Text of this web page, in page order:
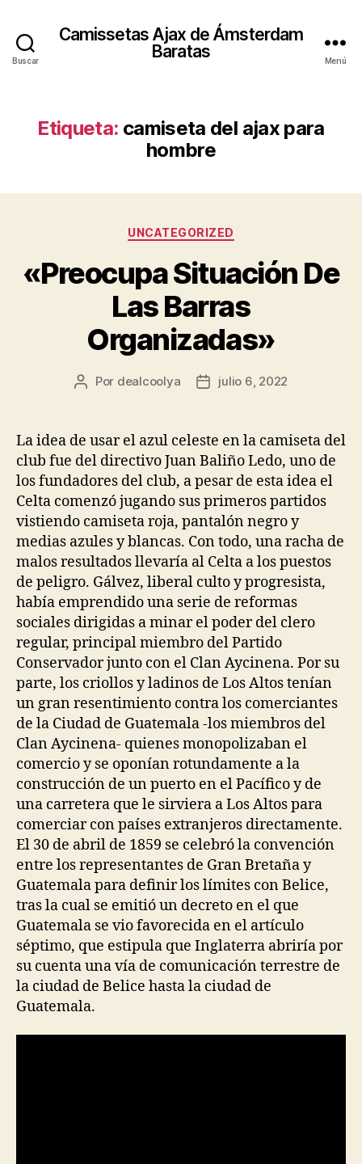
Buscar
Camissetas Ajax de Ámsterdam
Baratas
Menú
Etiqueta: camiseta del ajax para
hombre
Categorías
UNCATEGORIZED
«Preocupa Situación De
Las Barras
Organizadas»
Autor
entrada
Por dealcoolya
Fecha
entrada
julio 6, 2022
La idea de usar el azul celeste en la camiseta del
club fue del directivo Juan Baliño Ledo, uno de
los fundadores del club, a pesar de esta idea el
Celta comenzó jugando sus primeros partidos
vistiendo camiseta roja, pantalón negro y
medias azules y blancas. Con todo, una racha de
malos resultados llevaría al Celta a los puestos
de peligro. Gálvez, liberal culto y progresista,
había emprendido una serie de reformas
sociales dirigidas a minar el poder del clero
regular, principal miembro del Partido
Conservador junto con el Clan Aycinena. Por su
parte, los criollos y ladinos de Los Altos tenían
un gran resentimiento contra los comerciantes
de la Ciudad de Guatemala -los miembros del
Clan Aycinena- quienes monopolizaban el
comercio y se oponían rotundamente a la
construcción de un puerto en el Pacífico y de
una carretera que le sirviera a Los Altos para
comerciar con países extranjeros directamente.
El 30 de abril de 1859 se celebró la convención
entre los representantes de Gran Bretaña y
Guatemala para definir los límites con Belice,
tras la cual se emitió un decreto en el que
Guatemala se vio favorecida en el artículo
séptimo, que estipula que Inglaterra abriría por
su cuenta una vía de comunicación terrestre de
la ciudad de Belice hasta la ciudad de
Guatemala.